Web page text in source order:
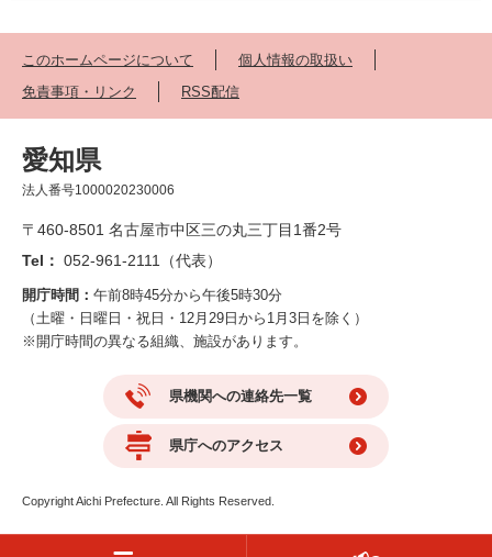
このホームページについて
個人情報の取扱い
免責事項・リンク
RSS配信
愛知県
法人番号1000020230006
〒460-8501 名古屋市中区三の丸三丁目1番2号
Tel： 052-961-2111（代表）
開庁時間： 午前8時45分から午後5時30分
（土曜・日曜日・祝日・12月29日から1月3日を除く）
※開庁時間の異なる組織、施設があります。
県機関への連絡先一覧
県庁へのアクセス
Copyright Aichi Prefecture. All Rights Reserved.